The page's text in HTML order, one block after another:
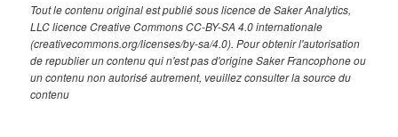
Tout le contenu original est publié sous licence de Saker Analytics,
LLC licence Creative Commons CC-BY-SA 4.0 internationale
(creativecommons.org/licenses/by-sa/4.0). Pour obtenir l'autorisation
de republier un contenu qui n'est pas d'origine Saker Francophone ou
un contenu non autorisé autrement, veuillez consulter la source du
contenu